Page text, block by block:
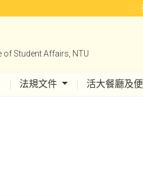
:::
of Student Affairs, NTU
法規文件 活大餐廳及